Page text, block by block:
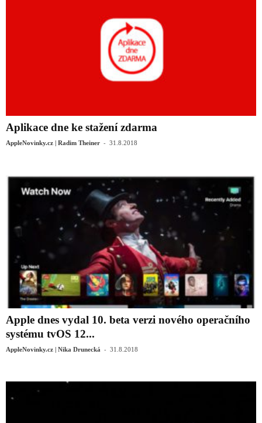
Aplikace dne ke stažení zdarma
AppleNovinky.cz | Radim Theiner - 31.8.2018
Apple dnes vydal 10. beta verzi nového operačního
systému tvOS 12...
AppleNovinky.cz | Nika Drunecká - 31.8.2018